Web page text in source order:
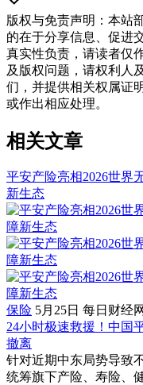
版权与免责声明 ： 本站
的在于分享信息、促进
真实性负责，请读者仅
及版权问题，请权利人
们，并提供相关权属证
或作出相应处理。
相关文章
平安产险亮相2026世界
新生态
保险 5月25日 每日财经网
24小时极速救援！中国
撤离
针对近期中东局势导致
统筹旗下产险、寿险、